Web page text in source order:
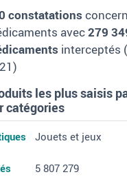
constatations
avec279
interceptés
les plus saisis
catégories
Jouets et jeux
5 807 279